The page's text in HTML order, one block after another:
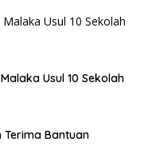
Usul 10 Sekolah
Terima Bantuan